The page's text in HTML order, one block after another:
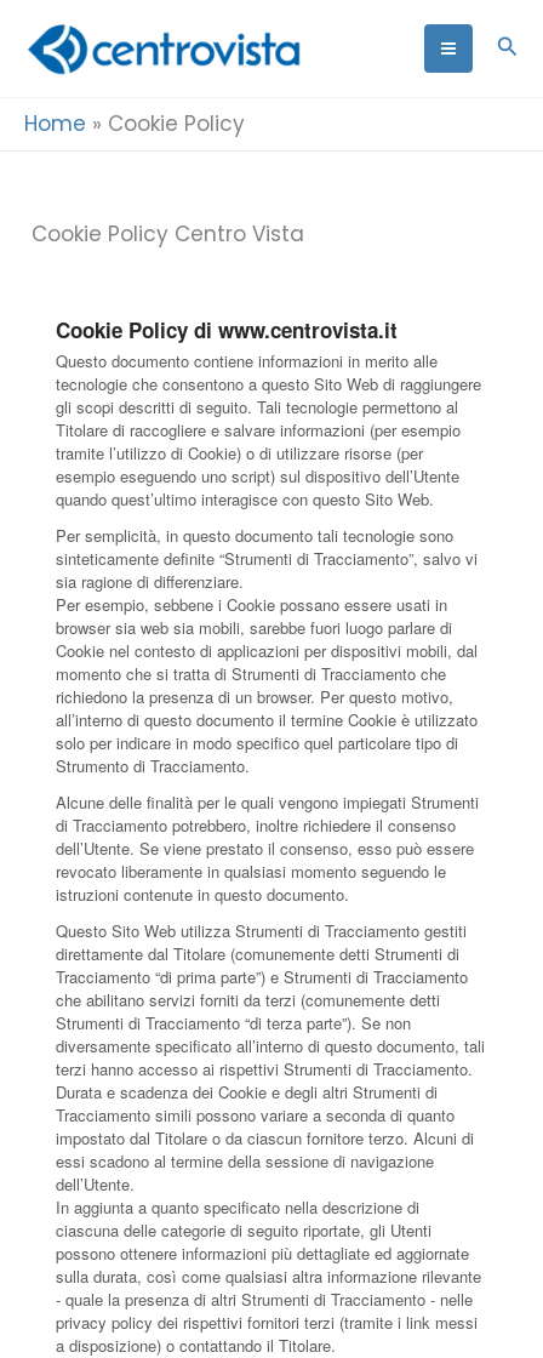
contenuto
Home » Cookie Policy
Cookie Policy Centro Vista
Cookie Policy di www.centrovista.it
Questo documento contiene informazioni in merito alle
tecnologie che consentono a questo Sito Web di raggiungere
gli scopi descritti di seguito. Tali tecnologie permettono al
Titolare di raccogliere e salvare informazioni (per esempio
tramite l’utilizzo di Cookie) o di utilizzare risorse (per
esempio eseguendo uno script) sul dispositivo dell’Utente
quando quest’ultimo interagisce con questo Sito Web.
Per semplicità, in questo documento tali tecnologie sono
sinteticamente definite “Strumenti di Tracciamento”, salvo vi
sia ragione di differenziare.
Per esempio, sebbene i Cookie possano essere usati in
browser sia web sia mobili, sarebbe fuori luogo parlare di
Cookie nel contesto di applicazioni per dispositivi mobili, dal
momento che si tratta di Strumenti di Tracciamento che
richiedono la presenza di un browser. Per questo motivo,
all’interno di questo documento il termine Cookie è utilizzato
solo per indicare in modo specifico quel particolare tipo di
Strumento di Tracciamento.
Alcune delle finalità per le quali vengono impiegati Strumenti
di Tracciamento potrebbero, inoltre richiedere il consenso
dell’Utente. Se viene prestato il consenso, esso può essere
revocato liberamente in qualsiasi momento seguendo le
istruzioni contenute in questo documento.
Questo Sito Web utilizza Strumenti di Tracciamento gestiti
direttamente dal Titolare (comunemente detti Strumenti di
Tracciamento “di prima parte”) e Strumenti di Tracciamento
che abilitano servizi forniti da terzi (comunemente detti
Strumenti di Tracciamento “di terza parte”). Se non
diversamente specificato all’interno di questo documento, tali
terzi hanno accesso ai rispettivi Strumenti di Tracciamento.
Durata e scadenza dei Cookie e degli altri Strumenti di
Tracciamento simili possono variare a seconda di quanto
impostato dal Titolare o da ciascun fornitore terzo. Alcuni di
essi scadono al termine della sessione di navigazione
dell’Utente.
In aggiunta a quanto specificato nella descrizione di
ciascuna delle categorie di seguito riportate, gli Utenti
possono ottenere informazioni più dettagliate ed aggiornate
sulla durata, così come qualsiasi altra informazione rilevante
- quale la presenza di altri Strumenti di Tracciamento - nelle
privacy policy dei rispettivi fornitori terzi (tramite i link messi
a disposizione) o contattando il Titolare.